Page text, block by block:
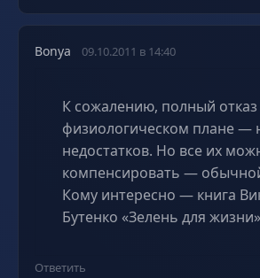
Bonya 09.10.2011 в 14:40
К сожалению, полный отказ
физиологическом плане —
недостатков. Но все их
компенсировать —
Кому интересно — книга
Бутенко «Зелень для
Ответить